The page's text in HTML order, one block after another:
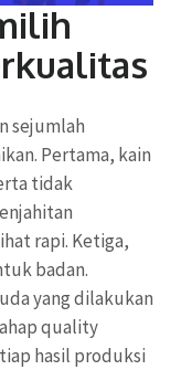
sejumlah
Pertama, kain
tidak
rapi. Ketiga,
badan.
yang dilakukan
quality
hasil produksi